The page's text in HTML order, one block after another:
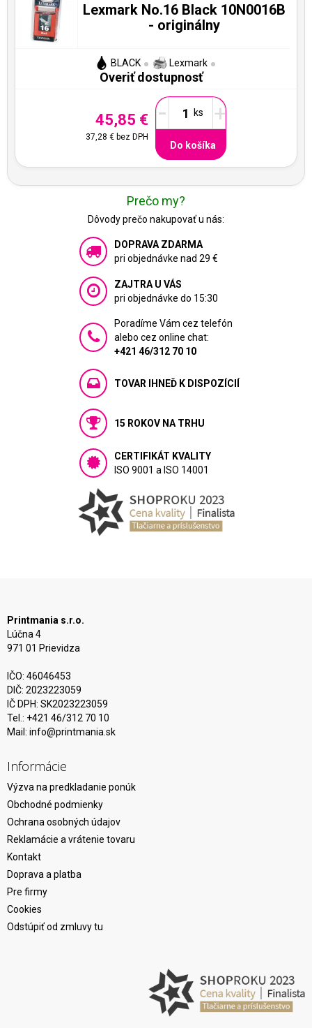
Lexmark No.16 Black 10N0016B
- originálny
BLACK Lexmark
Overiť dostupnosť
45,85 €
37,28 € bez DPH
- +
Do košíka
Prečo my?
Dôvody prečo nakupovať u nás:
DOPRAVA ZDARMA
pri objednávke nad 29 €
ZAJTRA U VÁS
pri objednávke do 15:30
Poradíme Vám cez telefón
alebo cez online chat:
+421 46/312 70 10
TOVAR IHNEĎ K DISPOZÍCIÍ
15 ROKOV NA TRHU
CERTIFIKÁT KVALITY
ISO 9001 a ISO 14001
Printmania s.r.o.
Lúčna 4
971 01 Prievidza
IČO: 46046453
DIČ: 2023223059
IČ DPH: SK2023223059
Tel.: +421 46/312 70 10
Mail: info@printmania.sk
Informácie
Výzva na predkladanie ponúk
Obchodné podmienky
Ochrana osobných údajov
Reklamácie a vrátenie tovaru
Kontakt
Doprava a platba
Pre firmy
Cookies
Odstúpiť od zmluvy tu